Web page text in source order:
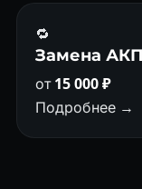
🔁
Замена
от15 000 ₽
Подробнее →